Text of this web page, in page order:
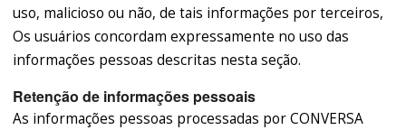
uso, malicioso ou não, de tais informações por terceiros,
Os usuários concordam expressamente no uso das
informações pessoas descritas nesta seção.
Retenção de informações pessoais
As informações pessoas processadas por CONVERSA